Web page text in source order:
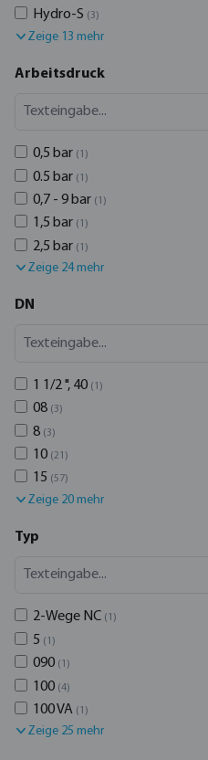
Hydro-S (3)
Zeige 13 mehr
Arbeitsdruck
0,5 bar (1)
0.5 bar (1)
0,7 - 9 bar (1)
1,5 bar (1)
2,5 bar (1)
Zeige 24 mehr
DN
1 1/2 ", 40 (1)
08 (3)
8 (3)
10 (21)
15 (57)
Zeige 20 mehr
Typ
2-Wege NC (1)
5 (1)
090 (1)
100 (4)
100 VA (1)
Zeige 25 mehr